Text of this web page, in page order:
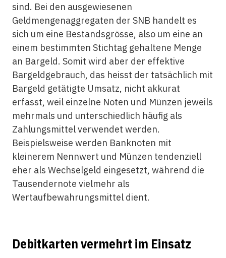
sind. Bei den ausgewiesenen
Geldmengenaggregaten der SNB handelt es
sich um eine Bestandsgrösse, also um eine an
einem bestimmten Stichtag gehaltene Menge
an Bargeld. Somit wird aber der effektive
Bargeldgebrauch, das heisst der tatsächlich mit
Bargeld getätigte Umsatz, nicht akkurat
erfasst, weil einzelne Noten und Münzen jeweils
mehrmals und unterschiedlich häufig als
Zahlungsmittel verwendet werden.
Beispielsweise werden Banknoten mit
kleinerem Nennwert und Münzen tendenziell
eher als Wechselgeld eingesetzt, während die
Tausendernote vielmehr als
Wertaufbewahrungsmittel dient.
Debitkarten vermehrt im Einsatz